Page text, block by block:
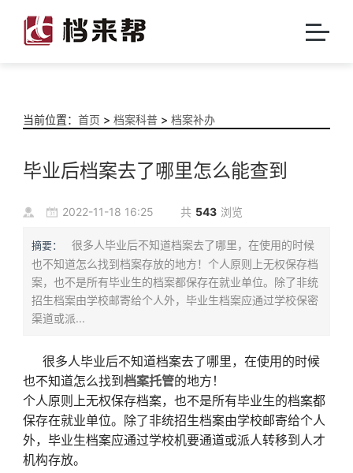
当前位置： 首页 > 档案科普> 档案补办
毕业后档案去了哪里怎么能查到
2022-11-18 16:25 共 543 浏览
摘要：
很多人毕业后不知道档案去了哪里，在使用的时候
也不知道怎么找到档案存放的地方！个人原则上无权保存档
案，也不是所有毕业生的档案都保存在就业单位。除了非统
招生档案由学校邮寄给个人外，毕业生档案应通过学校保密
渠道或派...
很多人毕业后不知道档案去了哪里，在使用的时候
也不知道怎么找到 档案托管的地方！
个人原则上无权保存档案，也不是所有毕业生的档案都
保存在就业单位。除了非统招生档案由学校邮寄给个人
外，毕业生档案应通过学校机要通道或派人转移到人才
机构存放。